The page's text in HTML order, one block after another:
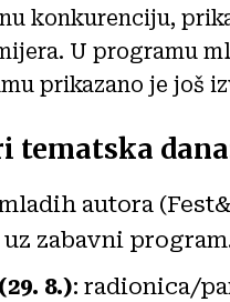
konkurenciju,
U programu
prikazano je još
tematska
autora
zabavni
8.): radionica/